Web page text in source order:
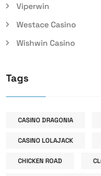
Viperwin
Westace Casino
Wishwin Casino
Tags
CASINO DRAGONIA
CASINO LOLAJACK
CHICKEN ROAD